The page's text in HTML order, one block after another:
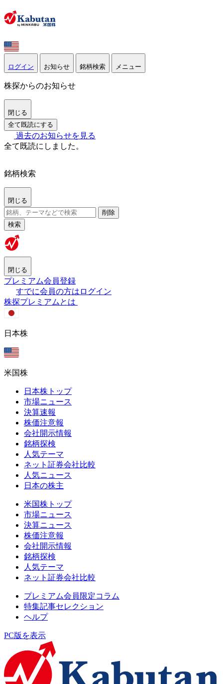
ログイン お知らせ 銘柄検索 メニュー
株探からのお知らせ
閉じる
全て既読にする
過去のお知らせを見る
全て既読にしました。
銘柄検索
閉じる
削除
検索
閉じる
プレミアム会員登録
すでに会員の方はログイン
株探プレミアムとは
日本株
米国株
日本株トップ
市場ニュース
決算速報
株価注意報
会社開示情報
銘柄探検
人気テーマ
ネット証券会社比較
人気ニュース
日本の株主
米国株トップ
市場ニュース
決算ニュース
株価注意報
会社開示情報
銘柄探検
人気テーマ
ネット証券会社比較
プレミアム会員限定コラム
特集記事セレクション
ヘルプ
PC版を表示